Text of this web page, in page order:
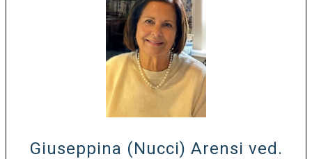
Giuseppina (Nucci) Arensi ved.